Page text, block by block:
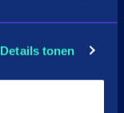
Details tonen